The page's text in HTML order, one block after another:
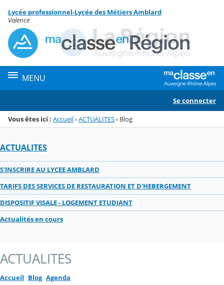
Menu de la rubrique
Contenu
Lycée professionnel-Lycée des Métiers Amblard
Valence
MENU
Se connecter
Vous êtes ici : Accueil›ACTUALITES› Blog
ACTUALITES
S'INSCRIRE AU LYCEE AMBLARD
TARIFS DES SERVICES DE RESTAURATION ET D'HEBERGEMENT
DISPOSITIF VISALE - LOGEMENT ETUDIANT
Actualités en cours
ACTUALITES
Accueil Blog Agenda